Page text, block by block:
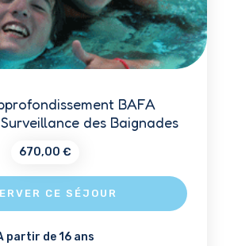
BAFA
des Baignades
670,00€
CE SÉJOUR
Ce
partir de 16 ans